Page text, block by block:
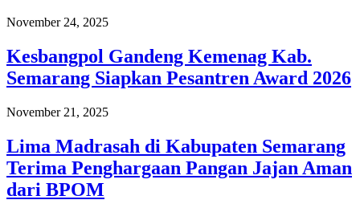
November 24, 2025
Kesbangpol Gandeng Kemenag Kab.
Semarang Siapkan Pesantren Award 2026
November 21, 2025
Lima Madrasah di Kabupaten Semarang
Terima Penghargaan Pangan Jajan Aman
dari BPOM